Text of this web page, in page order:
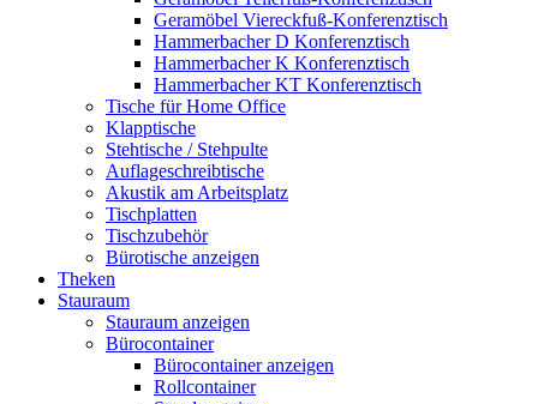
Geramöbel Viereckfuß-Konferenztisch
Hammerbacher D Konferenztisch
Hammerbacher K Konferenztisch
Hammerbacher KT Konferenztisch
Tische für Home Office
Klapptische
Stehtische / Stehpulte
Auflageschreibtische
Akustik am Arbeitsplatz
Tischplatten
Tischzubehör
Bürotische anzeigen
Theken
Stauraum
Stauraum anzeigen
Bürocontainer
Bürocontainer anzeigen
Rollcontainer